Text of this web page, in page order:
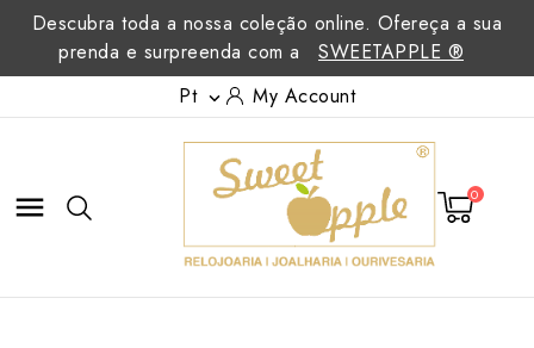
Descubra toda a nossa coleção online. Ofereça a sua
prenda e surpreenda com a
SWEETAPPLE ®
Pt  My Account
 0